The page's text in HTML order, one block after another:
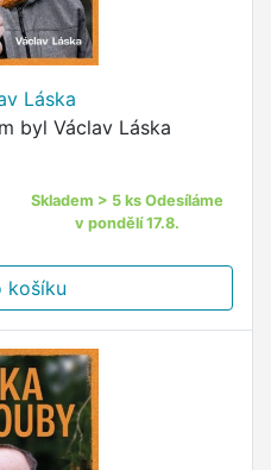
Láska
byl Václav Láska
Skladem > 5 ks Odesíláme
v pondělí 17.8.